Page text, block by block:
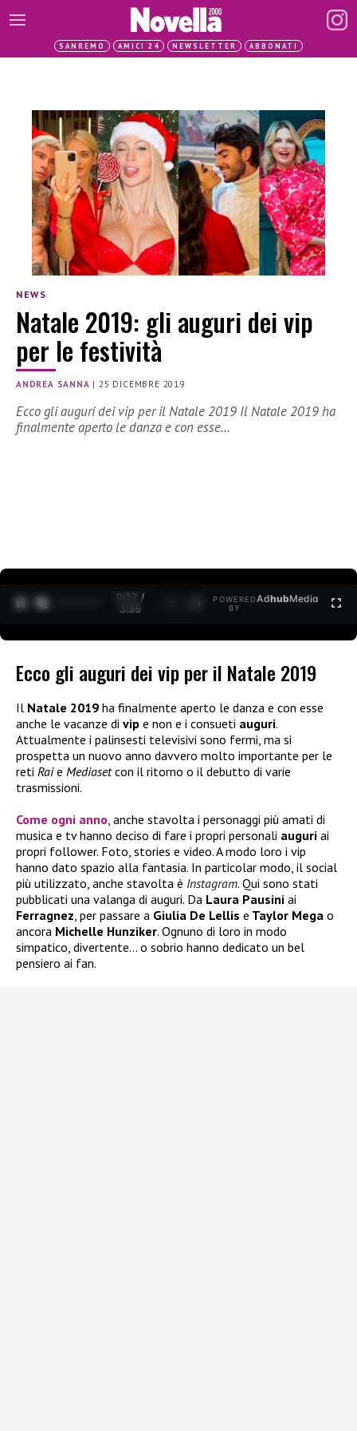
SANREMO AMICI 24 NEWSLETTER ABBONATI
NEWS
Natale 2019: gli auguri dei vip
per le festività
ANDREA SANNA |25 DICEMBRE 2019
Ecco gli auguri dei vip per il Natale 2019 Il Natale 2019 ha
finalmente aperto le danza e con esse…
0:27 /
3:35
POWERED
BY
AdhubMedia
Ecco gli auguri dei vip per il Natale 2019
Il Natale 2019 ha finalmente aperto le danza e con esse
anche le vacanze di vip e non e i consueti auguri.
Attualmente i palinsesti televisivi sono fermi, ma si
prospetta un nuovo anno davvero molto importante per le
reti Raie Mediasetcon il ritorno o il debutto di varie
trasmissioni.
Come ogni anno, anche stavolta i personaggi più amati di
musica e tv hanno deciso di fare i propri personali auguri ai
propri follower. Foto, stories e video. A modo loro i vip
hanno dato spazio alla fantasia. In particolar modo, il social
più utilizzato, anche stavolta è Instagram. Qui sono stati
pubblicati una valanga di auguri. Da Laura Pausini ai
Ferragnez, per passare a Giulia De Lellis e Taylor Mega o
ancora Michelle Hunziker. Ognuno di loro in modo
simpatico, divertente… o sobrio hanno dedicato un bel
pensiero ai fan.